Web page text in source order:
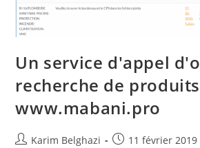
Un service d'appel
recherche de
www.mabani.pro
Karim Belghazi
11 février 2019